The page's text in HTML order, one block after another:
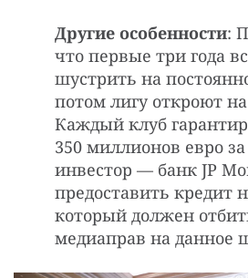
Другие особенности:
что первые три года
шустрить на
потом лигу откроют
Каждый клуб
350 миллионов евро
инвестор — банк JP
предоставить кредит
который должен
медиаправ на данное